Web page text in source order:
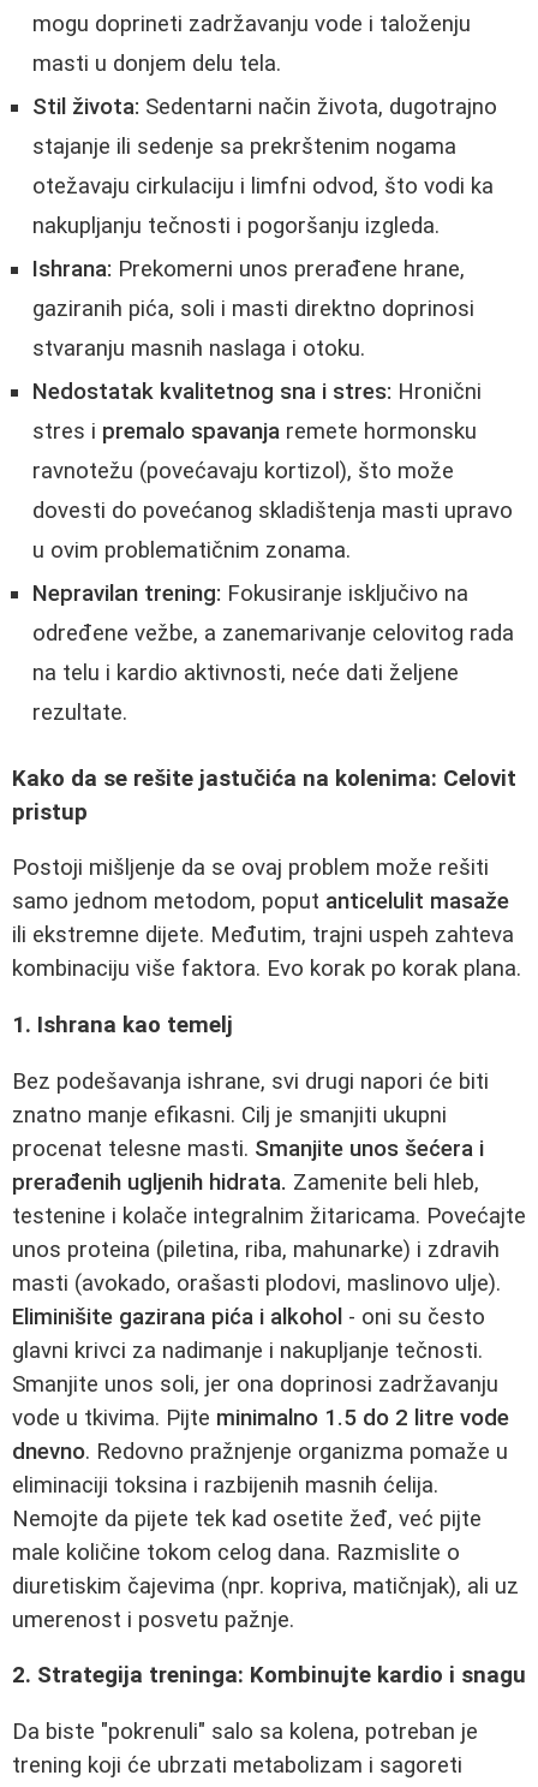
mogu doprineti zadržavanju vode i taloženju
masti u donjem delu tela.
Stil života: Sedentarni način života, dugotrajno
stajanje ili sedenje sa prekrštenim nogama
otežavaju cirkulaciju i limfni odvod, što vodi ka
nakupljanju tečnosti i pogoršanju izgleda.
Ishrana: Prekomerni unos prerađene hrane,
gaziranih pića, soli i masti direktno doprinosi
stvaranju masnih naslaga i otoku.
Nedostatak kvalitetnog sna i stres: Hronični
stres i premalo spavanja remete hormonsku
ravnotežu (povećavaju kortizol), što može
dovesti do povećanog skladištenja masti upravo
u ovim problematičnim zonama.
Nepravilan trening: Fokusiranje isključivo na
određene vežbe, a zanemarivanje celovitog rada
na telu i kardio aktivnosti, neće dati željene
rezultate.
Kako da se rešite jastučića na kolenima: Celovit
pristup
Postoji mišljenje da se ovaj problem može rešiti
samo jednom metodom, poput anticelulit masaže
ili ekstremne dijete. Međutim, trajni uspeh zahteva
kombinaciju više faktora. Evo korak po korak plana.
1. Ishrana kao temelj
Bez podešavanja ishrane, svi drugi napori će biti
znatno manje efikasni. Cilj je smanjiti ukupni
procenat telesne masti. Smanjite unos šećera i
prerađenih ugljenih hidrata. Zamenite beli hleb,
testenine i kolače integralnim žitaricama. Povećajte
unos proteina (piletina, riba, mahunarke) i zdravih
masti (avokado, orašasti plodovi, maslinovo ulje).
Eliminišite gazirana pića i alkohol - oni su često
glavni krivci za nadimanje i nakupljanje tečnosti.
Smanjite unos soli, jer ona doprinosi zadržavanju
vode u tkivima. Pijte minimalno 1.5 do 2 litre vode
dnevno. Redovno pražnjenje organizma pomaže u
eliminaciji toksina i razbijenih masnih ćelija.
Nemojte da pijete tek kad osetite žeđ, već pijte
male količine tokom celog dana. Razmislite o
diuretiskim čajevima (npr. kopriva, matičnjak), ali uz
umerenost i posvetu pažnje.
2. Strategija treninga: Kombinujte kardio i snagu
Da biste "pokrenuli" salo sa kolena, potreban je
trening koji će ubrzati metabolizam i sagoreti